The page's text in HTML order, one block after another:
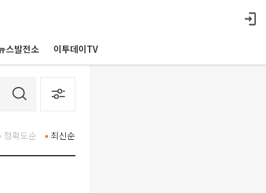
스발전소 이투데이TV
최신순
정확도순